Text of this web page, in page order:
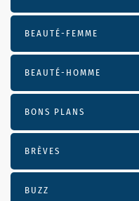
BEAUTÉ-FEMME
BEAUTÉ-HOMME
BONS PLANS
BRÈVES
BUZZ